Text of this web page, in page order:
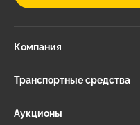
Компания
Транспортные средства
Аукционы